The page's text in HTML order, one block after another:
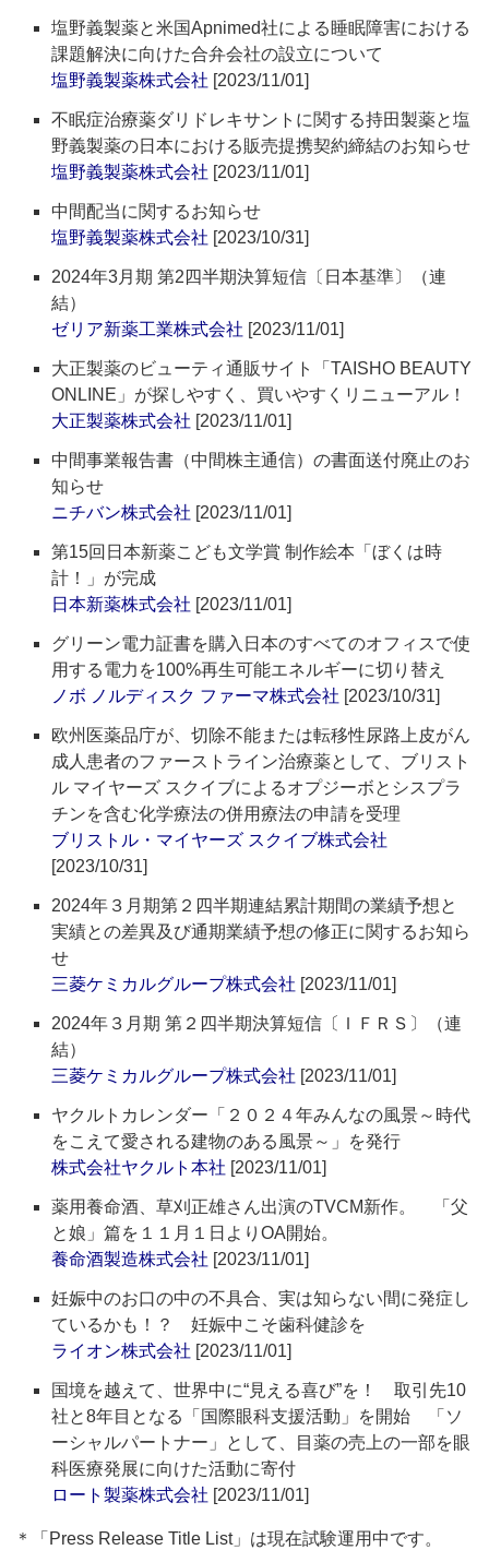
塩野義製薬と米国Apnimed社による睡眠障害における
課題解決に向けた合弁会社の設立について
塩野義製薬株式会社 [2023/11/01]
不眠症治療薬ダリドレキサントに関する持田製薬と塩
野義製薬の日本における販売提携契約締結のお知らせ
塩野義製薬株式会社 [2023/11/01]
中間配当に関するお知らせ
塩野義製薬株式会社 [2023/10/31]
2024年3月期 第2四半期決算短信〔日本基準〕（連
結）
ゼリア新薬工業株式会社 [2023/11/01]
大正製薬のビューティ通販サイト「TAISHO BEAUTY
ONLINE」が探しやすく、買いやすくリニューアル！
大正製薬株式会社 [2023/11/01]
中間事業報告書（中間株主通信）の書面送付廃止のお
知らせ
ニチバン株式会社 [2023/11/01]
第15回日本新薬こども文学賞 制作絵本「ぼくは時
計！」が完成
日本新薬株式会社 [2023/11/01]
グリーン電力証書を購入日本のすべてのオフィスで使
用する電力を100%再生可能エネルギーに切り替え
ノボ ノルディスク ファーマ株式会社 [2023/10/31]
欧州医薬品庁が、切除不能または転移性尿路上皮がん
成人患者のファーストライン治療薬として、ブリスト
ル マイヤーズ スクイブによるオプジーボとシスプラ
チンを含む化学療法の併用療法の申請を受理
ブリストル・マイヤーズ スクイブ株式会社
[2023/10/31]
2024年３月期第２四半期連結累計期間の業績予想と
実績との差異及び通期業績予想の修正に関するお知ら
せ
三菱ケミカルグループ株式会社 [2023/11/01]
2024年３月期 第２四半期決算短信〔ＩＦＲＳ〕（連
結）
三菱ケミカルグループ株式会社 [2023/11/01]
ヤクルトカレンダー「２０２４年みんなの風景～時代
をこえて愛される建物のある風景～」を発行
株式会社ヤクルト本社 [2023/11/01]
薬用養命酒、草刈正雄さん出演のTVCM新作。 「父
と娘」篇を１１月１日よりOA開始。
養命酒製造株式会社 [2023/11/01]
妊娠中のお口の中の不具合、実は知らない間に発症し
ているかも！？ 妊娠中こそ歯科健診を
ライオン株式会社 [2023/11/01]
国境を越えて、世界中に“見える喜び”を！ 取引先10
社と8年目となる「国際眼科支援活動」を開始 「ソ
ーシャルパートナー」として、目薬の売上の一部を眼
科医療発展に向けた活動に寄付
ロート製薬株式会社 [2023/11/01]
＊「Press Release Title List」は現在試験運用中です。